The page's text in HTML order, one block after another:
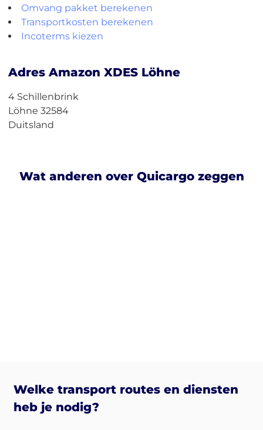
Omvang pakket berekenen
Transportkosten berekenen
Incoterms kiezen
Adres Amazon XDES Löhne
4 Schillenbrink
Löhne 32584
Duitsland
Wat anderen over Quicargo zeggen
Welke transport routes en diensten
heb je nodig?